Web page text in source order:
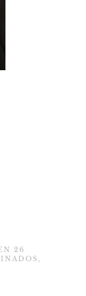
26
,